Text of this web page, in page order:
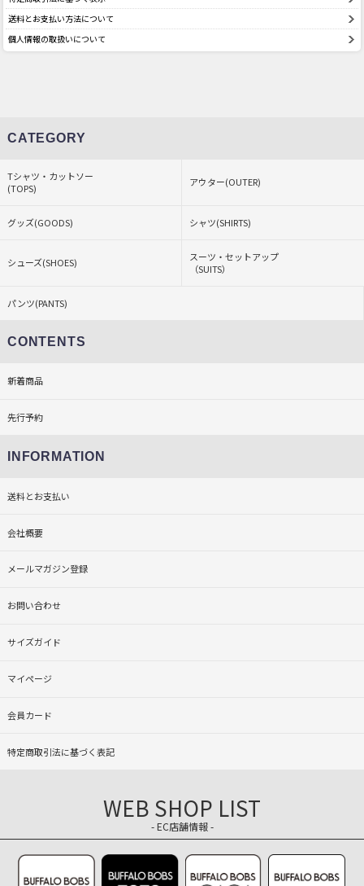
送料とお支払い方法について
個人情報の取扱いについて
CATEGORY
Tシャツ・カットソー
(TOPS)
アウター(OUTER)
グッズ(GOODS) シャツ(SHIRTS)
シューズ(SHOES)
スーツ・セットアップ
（SUITS）
パンツ(PANTS)
CONTENTS
新着商品
先行予約
INFORMATION
送料とお支払い
会社概要
メールマガジン登録
お問い合わせ
サイズガイド
マイページ
会員カード
特定商取引法に基づく表記
WEB SHOP LIST
- EC店舗情報 -